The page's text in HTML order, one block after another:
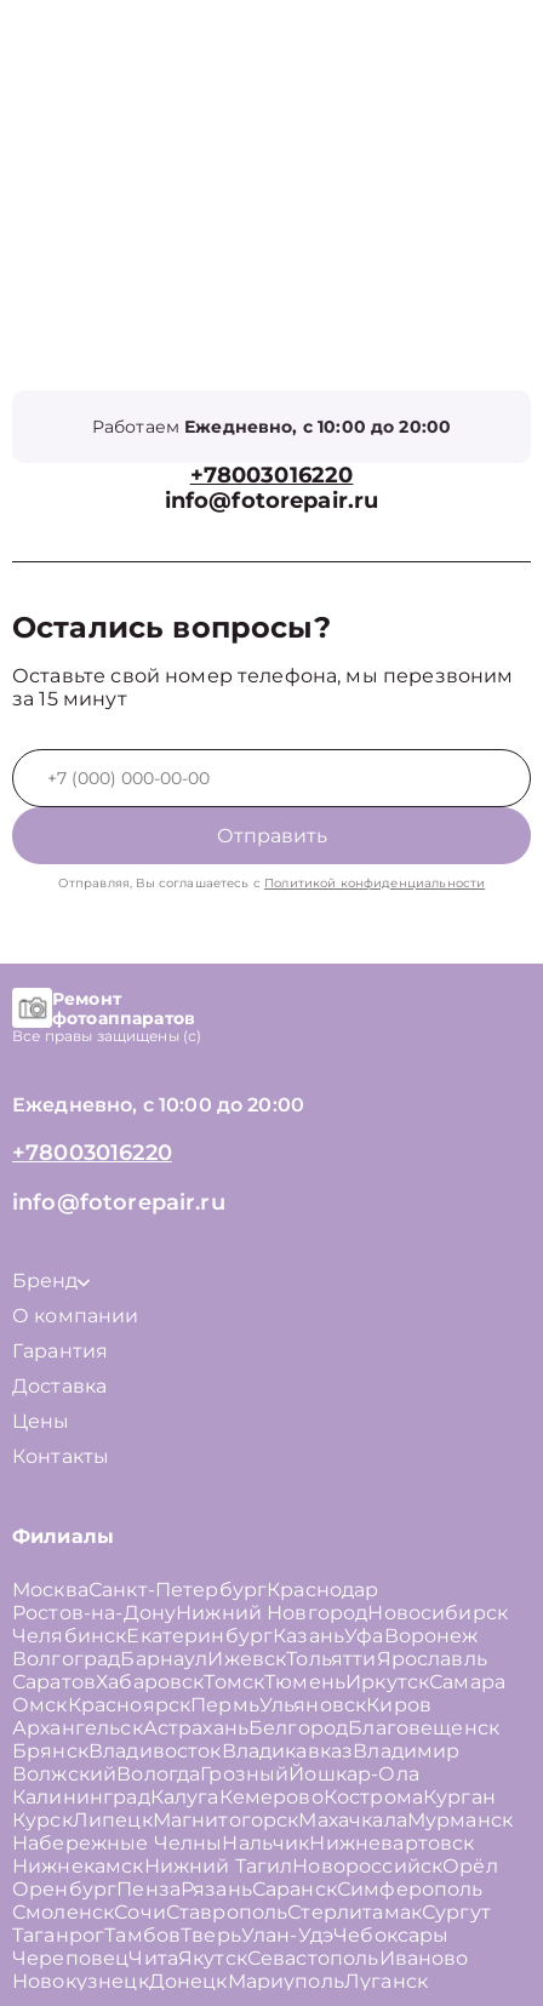
Работаем Ежедневно, с 10:00 до 20:00
+78003016220
info@fotorepair.ru
Остались вопросы?
Оставьте свой номер телефона, мы перезвоним
за 15 минут
Отправить
Отправляя, Вы соглашаетесь с Политикой конфиденциальности
Ремонт
фотоаппаратов
Все правы защищены (с)
Ежедневно, с 10:00 до 20:00
+78003016220
info@fotorepair.ru
Бренд
О компании
Гарантия
Доставка
Цены
Контакты
Филиалы
МоскваСанкт-ПетербургКраснодар
Ростов-на-ДонуНижний НовгородНовосибирск
ЧелябинскЕкатеринбургКазаньУфа Воронеж
ВолгоградБарнаулИжевскТольяттиЯрославль
СаратовХабаровскТомскТюменьИркутскСамара
ОмскКрасноярскПермьУльяновскКиров
АрхангельскАстраханьБелгородБлаговещенск
БрянскВладивостокВладикавказВладимир
ВолжскийВологдаГрозныйЙошкар-Ола
КалининградКалуга КемеровоКостромаКурган
КурскЛипецкМагнитогорскМахачкалаМурманск
Набережные Челны НальчикНижневартовск
НижнекамскНижний ТагилНовороссийскОрёл
ОренбургПензаРязаньСаранскСимферополь
СмоленскСочиСтавропольСтерлитамакСургут
ТаганрогТамбовТверьУлан-УдэЧебоксары
ЧереповецЧитаЯкутскСевастопольИваново
НовокузнецкДонецкМариупольЛуганск